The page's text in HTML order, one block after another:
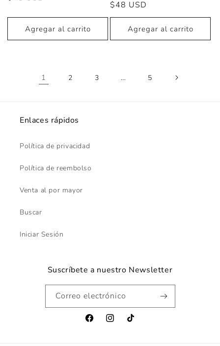
Agregar al carrito
Precio
habitual
$48 USD
Agregar al carrito
1 2 3 … 5
Enlaces rápidos
Política de privacidad
Política de reembolso
Venta al por mayor
Buscar
Iniciar Sesión
Suscríbete a nuestro Newsletter
Correo electrónico
FacebookInstagramTikTok